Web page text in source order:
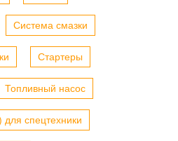
Система смазки
Стартеры
Топливный насос
спецтехники